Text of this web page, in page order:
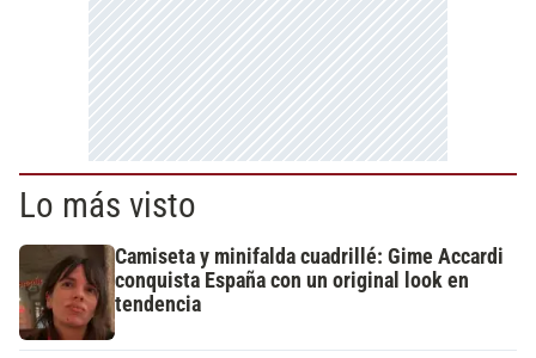
Lo más visto
Camiseta y minifalda cuadrillé: Gime Accardi
conquista España con un original look en
tendencia